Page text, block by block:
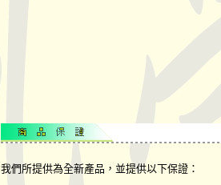
我們所提供為全新產品，並提供以下保證：